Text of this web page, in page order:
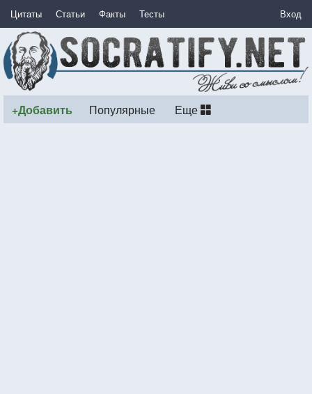
Цитаты Статьи Факты Тесты Вход
+Добавить Популярные Еще